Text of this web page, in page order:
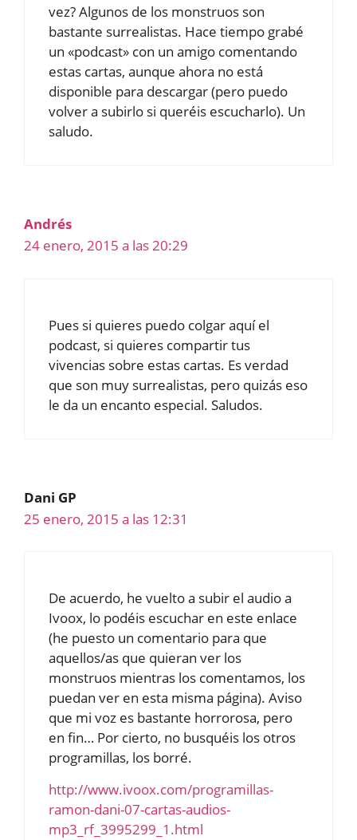
vez? Algunos de los monstruos son
bastante surrealistas. Hace tiempo grabé
un «podcast» con un amigo comentando
estas cartas, aunque ahora no está
disponible para descargar (pero puedo
volver a subirlo si queréis escucharlo). Un
saludo.
Andrés
24 enero, 2015 a las 20:29
Pues si quieres puedo colgar aquí el
podcast, si quieres compartir tus
vivencias sobre estas cartas. Es verdad
que son muy surrealistas, pero quizás eso
le da un encanto especial. Saludos.
Dani GP
25 enero, 2015 a las 12:31
De acuerdo, he vuelto a subir el audio a
Ivoox, lo podéis escuchar en este enlace
(he puesto un comentario para que
aquellos/as que quieran ver los
monstruos mientras los comentamos, los
puedan ver en esta misma página). Aviso
que mi voz es bastante horrorosa, pero
en fin… Por cierto, no busquéis los otros
programillas, los borré.
http://www.ivoox.com/programillas-
ramon-dani-07-cartas-audios-
mp3_rf_3995299_1.html